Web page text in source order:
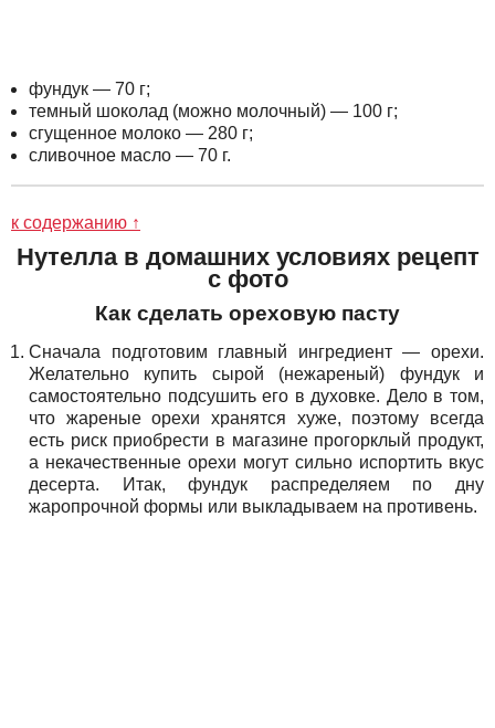
фундук — 70 г;
темный шоколад (можно молочный) — 100 г;
сгущенное молоко — 280 г;
сливочное масло — 70 г.
к содержанию ↑
Нутелла в домашних условиях рецепт
с фото
Как сделать ореховую пасту
Сначала подготовим главный ингредиент — орехи.
Желательно купить сырой (нежареный) фундук и
самостоятельно подсушить его в духовке. Дело в том,
что жареные орехи хранятся хуже, поэтому всегда
есть риск приобрести в магазине прогорклый продукт,
а некачественные орехи могут сильно испортить вкус
десерта. Итак, фундук распределяем по дну
жаропрочной формы или выкладываем на противень.